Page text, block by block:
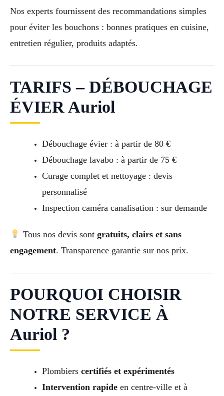
Nos experts fournissent des recommandations simples
pour éviter les bouchons : bonnes pratiques en cuisine,
entretien régulier, produits adaptés.
TARIFS – DÉBOUCHAGE
ÉVIER Auriol
Débouchage évier : à partir de 80 €
Débouchage lavabo : à partir de 75 €
Curage complet et nettoyage : devis
personnalisé
Inspection caméra canalisation : sur demande
Tous nos devis sont gratuits, clairs et sans
engagement. Transparence garantie sur nos prix.
POURQUOI CHOISIR
NOTRE SERVICE À
Auriol ?
Plombiers certifiés et expérimentés
Intervention rapideen centre-ville et à